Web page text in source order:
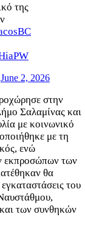
της
June 2, 2026
στην
Σαλαμίνας και
με κοινωνικό
με τη
ενώ
εκπροσώπων των
θα
του
των συνθηκών